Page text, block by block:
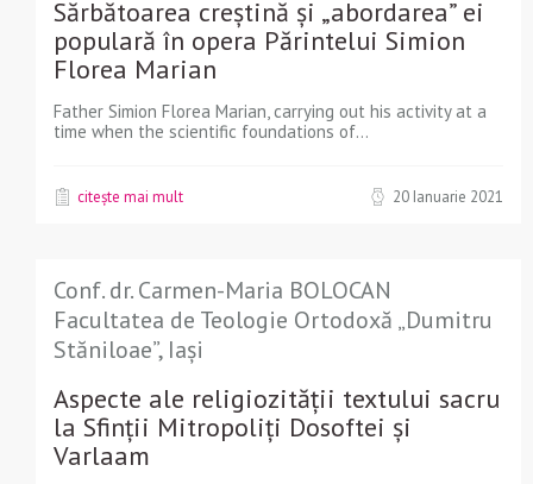
Sărbătoarea creştină şi „abordarea” ei
populară în opera Părintelui Simion
Florea Marian
Father Simion Florea Marian, carrying out his activity at a
time when the scientific foundations of...
citește mai mult 20 Ianuarie 2021
Conf. dr. Carmen-Maria BOLOCAN
Facultatea de Teologie Ortodoxă „Dumitru
Stăniloae”, Iași
Aspecte ale religiozității textului sacru
la Sfinții Mitropoliți Dosoftei și
Varlaam